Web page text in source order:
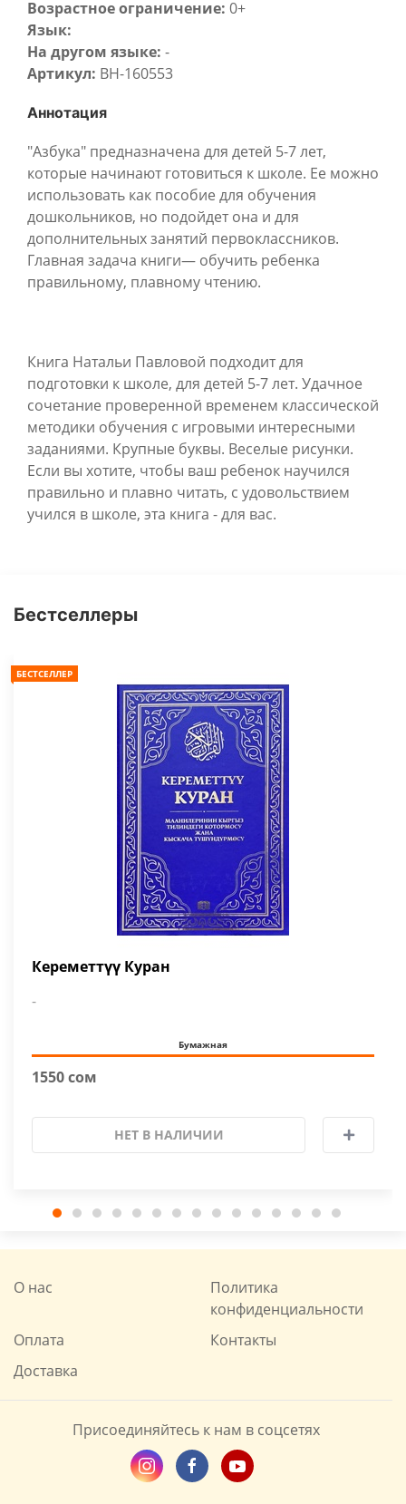
Возрастное ограничение: 0+
Язык:
На другом языке: -
Артикул: BH-160553
Аннотация
"Азбука" предназначена для детей 5-7 лет,
которые начинают готовиться к школе. Ее можно
использовать как пособие для обучения
дошкольников, но подойдет она и для
дополнительных занятий первоклассников.
Главная задача книги— обучить ребенка
правильному, плавному чтению.
Книга Натальи Павловой подходит для
подготовки к школе, для детей 5-7 лет. Удачное
сочетание проверенной временем классической
методики обучения с игровыми интересными
заданиями. Крупные буквы. Веселые рисунки.
Если вы хотите, чтобы ваш ребенок научился
правильно и плавно читать, с удовольствием
учился в школе, эта книга - для вас.
Бестселлеры
БЕСТСЕЛЛЕР
Кереметтүү Куран
-
Бумажная
1550 сом
НЕТ В НАЛИЧИИ
О нас
Политика
конфиденциальности
Оплата
Контакты
Доставка
Присоединяйтесь к нам в соцсетях